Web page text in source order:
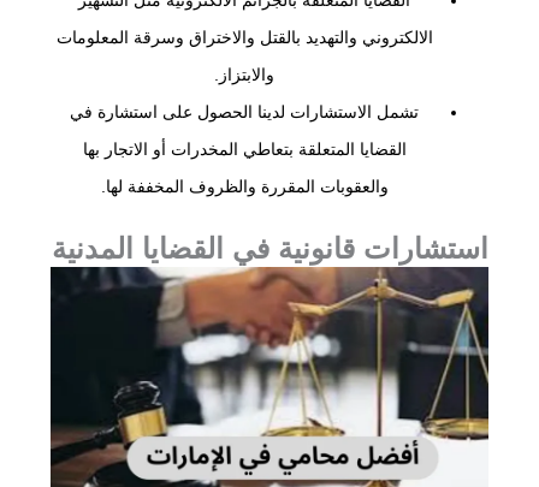
الالكتروني والتهديد بالقتل والاختراق وسرقة المعلومات
والابتزاز.
تشمل الاستشارات لدينا الحصول على استشارة في
القضايا المتعلقة بتعاطي المخدرات أو الاتجار بها
والعقوبات المقررة والظروف المخففة لها.
استشارات قانونية في القضايا المدنية